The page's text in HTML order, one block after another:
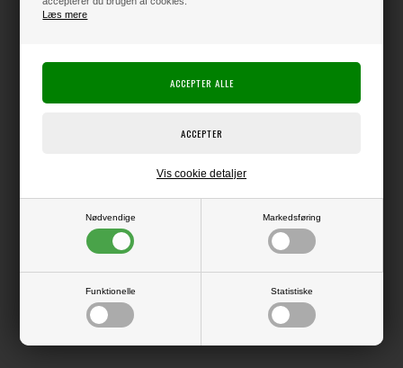
Læs mere
Nødvendige Markedsføring
Funktionelle Statistiske
Vis cookie detaljer
Producentens varenr.:
Lærredspræget overflade.
Prisen er for en pakke med 5 ark.
LÆS OG BLIV INSPIRERET